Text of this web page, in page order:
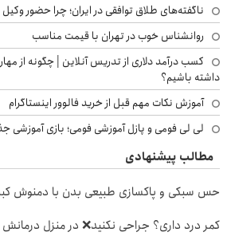
ناگفته‌های طلاق توافقی در ایران؛ چرا حضور
روانشناس خوب در تهران با قیمت مناسب
کسب درآمد دلاری از تدریس آنلاین | چگونه از
داشته باشیم؟
آموزش نکات مهم قبل از خرید فالوور اینستاگرام
لی لی فومی و پازل آموزشی فومی؛ بازی آموزشی
مطالب پیشنهادی
حس سبکی و پاکسازی طبیعی بدن با دمنوش
کمر درد داری؟ جراحی نکنید❌ در منزل